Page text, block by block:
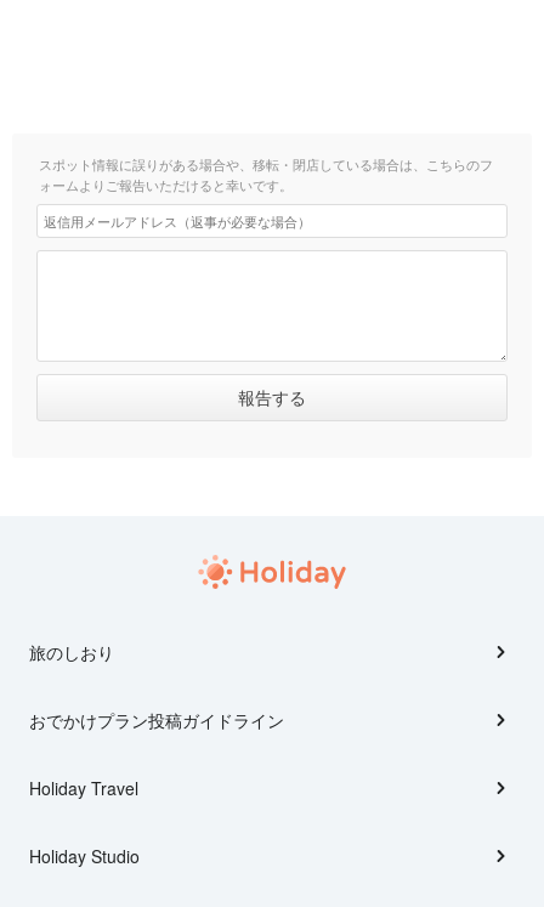
スポット情報に誤りがある場合や、移転・閉店している場合は、こちらのフ
ォームよりご報告いただけると幸いです。
旅のしおり
おでかけプラン投稿ガイドライン
Holiday Travel
Holiday Studio